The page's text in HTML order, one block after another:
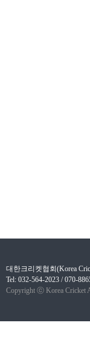
대한크리켓협회(Korea
Tel: 032-564-2023 / 070-
Copyright ⓒ Korea Cricket